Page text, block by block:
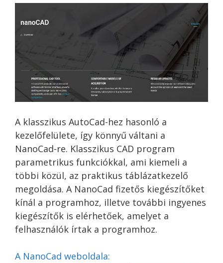
A klasszikus AutoCad-hez hasonló a
kezelőfelülete, így könnyű váltani a
NanoCad-re. Klasszikus CAD program
parametrikus funkciókkal, ami kiemeli a
többi közül, az praktikus táblázatkezelő
megoldása. A NanoCad fizetős kiegészítőket
kínál a programhoz, illetve további ingyenes
kiegészítők is elérhetőek, amelyet a
felhasználók írtak a programhoz.
A NanoCad weboldala: